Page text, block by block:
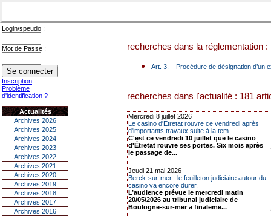
Login/speudo :
Mot de Passe :
Inscription
Problème
d'identification ?
Actualités
Archives 2026
Archives 2025
Archives 2024
Archives 2023
Archives 2022
Archives 2021
Archives 2020
Archives 2019
Archives 2018
Archives 2017
Archives 2016
recherches dans la réglementation :
Art. 3. − Procédure de désignation d’un
recherches dans l'actualité : 181
Mercredi 8 juillet 2026
Le casino d'Étretat rouvre ce vendredi après
d'importants travaux suite à la tem...
C'est ce vendredi 10 juillet que le casino
d'Étretat rouvre ses portes. Six mois après
le passage de...
Jeudi 21 mai 2026
Berck-sur-mer : le feuilleton judiciaire autour du
casino va encore durer.
L’audience prévue le mercredi matin
20/05/2026 au tribunal judiciaire de
Boulogne-sur-mer a finaleme...